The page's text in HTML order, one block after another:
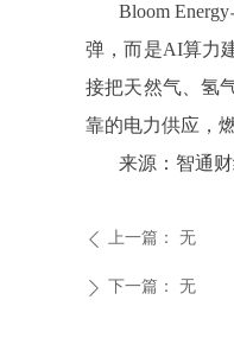
Bloom
弹，而是AI算力
接把天然气、氢
靠的电力供应，
来源：智通
ꄴ 上一篇： 无
ꄲ 下一篇： 无